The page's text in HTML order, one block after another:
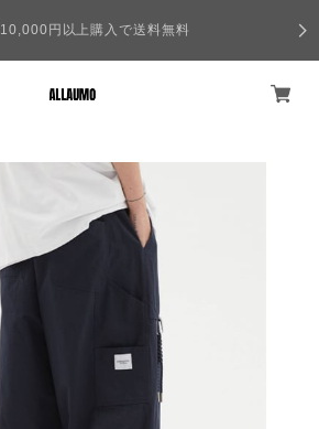
10,000円以上購入で送料無料